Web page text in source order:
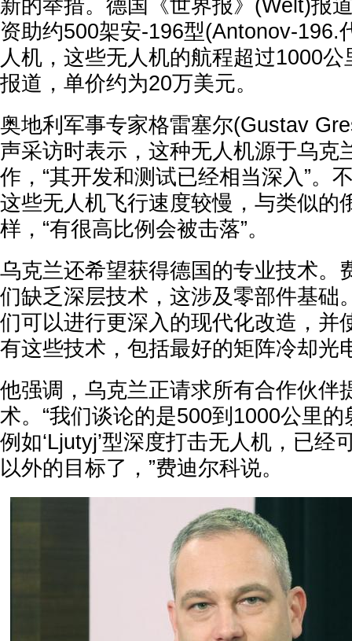
新的举措。德国《世界报》(Welt)报
资助约500架安-196型(Antonov-196.
人机，这些无人机的航程超过1000
报道，单价约为20万美元。
奥地利军事专家格雷塞尔(Gustav
声采访时表示，这种无人机源于乌克
作，“其开发和测试已经相当深入”。
这些无人机飞行速度较慢，与类似的
样，“有很高比例会被击落”。
乌克兰还希望获得德国的专业技术。
们缺乏深层技术，这涉及零部件基础
们可以进行更深入的现代化改造，并
有这些技术，包括最好的矩阵冷却光
他强调，乌克兰正请求所有合作伙伴
术。“我们谈论的是500到1000公里
例如‘Ljutyj’型深度打击无人机，已经
以外的目标了，”费迪尔科说。